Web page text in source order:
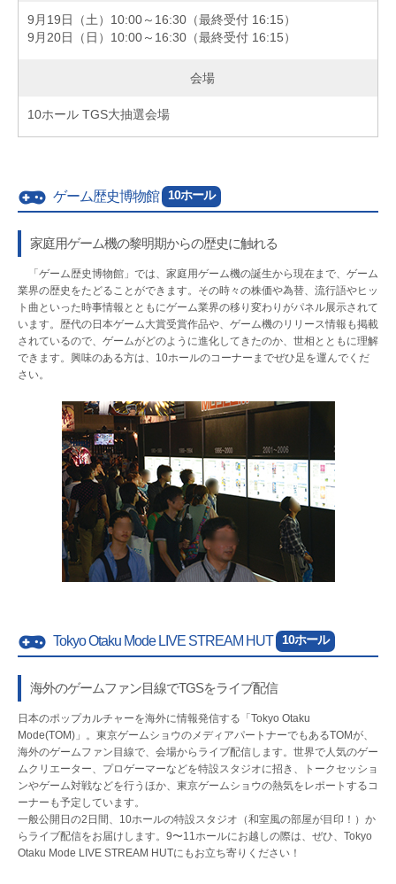
9月19日（土）10:00～16:30（最終受付 16:15）
9月20日（日）10:00～16:30（最終受付 16:15）
会場
10ホール TGS大抽選会場
ゲーム歴史博物館 10ホール
家庭用ゲーム機の黎明期からの歴史に触れる
「ゲーム歴史博物館」では、家庭用ゲーム機の誕生から現在まで、ゲーム
業界の歴史をたどることができます。その時々の株価や為替、流行語やヒッ
ト曲といった時事情報とともにゲーム業界の移り変わりがパネル展示されて
います。歴代の日本ゲーム大賞受賞作品や、ゲーム機のリリース情報も掲載
されているので、ゲームがどのように進化してきたのか、世相とともに理解
できます。興味のある方は、10ホールのコーナーまでぜひ足を運んでくだ
さい。
Tokyo Otaku Mode LIVE STREAM HUT 10ホール
海外のゲームファン目線でTGSをライブ配信
日本のポップカルチャーを海外に情報発信する「Tokyo Otaku
Mode(TOM)」。東京ゲームショウのメディアパートナーでもあるTOMが、
海外のゲームファン目線で、会場からライブ配信します。世界で人気のゲー
ムクリエーター、プロゲーマーなどを特設スタジオに招き、トークセッショ
ンやゲーム対戦などを行うほか、東京ゲームショウの熱気をレポートするコ
ーナーも予定しています。
一般公開日の2日間、10ホールの特設スタジオ（和室風の部屋が目印！）か
らライブ配信をお届けします。9〜11ホールにお越しの際は、ぜひ、Tokyo
Otaku Mode LIVE STREAM HUTにもお立ち寄りください！